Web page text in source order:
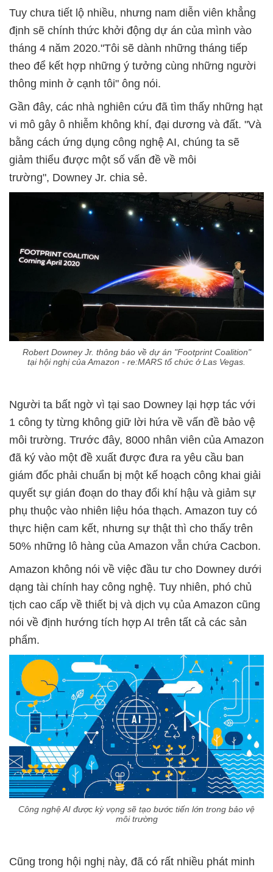
Tuy chưa tiết lộ nhiều, nhưng nam diễn viên khẳng
định sẽ chính thức khởi động dự án của mình vào
tháng 4 năm 2020."Tôi sẽ dành những tháng tiếp
theo để kết hợp những ý tưởng cùng những người
thông minh ở cạnh tôi" ông nói.
Gần đây, các nhà nghiên cứu đã tìm thấy những hạt
vi mô gây ô nhiễm không khí, đại dương và đất. "Và
bằng cách ứng dụng công nghệ AI, chúng ta sẽ
giảm thiểu được một số vấn đề về môi
trường", Downey Jr. chia sẻ.
Robert Downey Jr. thông báo về dự án "Footprint Coalition"
tại hội nghị của Amazon - re:MARS tổ chức ở Las Vegas.
Người ta bất ngờ vì tại sao Downey lại hợp tác với
1 công ty từng không giữ lời hứa về vấn đề bảo vệ
môi trường. Trước đây, 8000 nhân viên của Amazon
đã ký vào một đề xuất được đưa ra yêu cầu ban
giám đốc phải chuẩn bị một kế hoạch công khai giải
quyết sự gián đoạn do thay đổi khí hậu và giảm sự
phụ thuộc vào nhiên liệu hóa thạch. Amazon tuy có
thực hiện cam kết, nhưng sự thật thì cho thấy trên
50% những lô hàng của Amazon vẫn chứa Cacbon.
Amazon không nói về việc đầu tư cho Downey dưới
dạng tài chính hay công nghệ. Tuy nhiên, phó chủ
tịch cao cấp về thiết bị và dịch vụ của Amazon cũng
nói về định hướng tích hợp AI trên tất cả các sản
phẩm.
Công nghệ AI được kỳ vọng sẽ tạo bước tiến lớn trong bảo vệ
môi trường
Cũng trong hội nghị này, đã có rất nhiều phát minh